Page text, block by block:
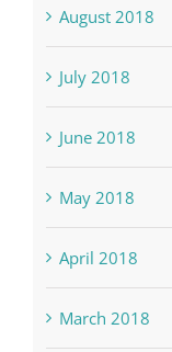
August 2018
July 2018
June 2018
May 2018
April 2018
March 2018